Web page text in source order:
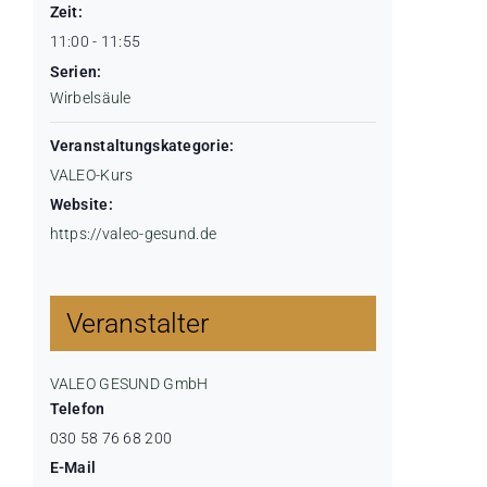
Zeit:
11:00 - 11:55
Serien:
Wirbelsäule
Veranstaltungskategorie:
VALEO-Kurs
Website:
https://valeo-gesund.de
Veranstalter
VALEO GESUND GmbH
Telefon
030 58 76 68 200
E-Mail